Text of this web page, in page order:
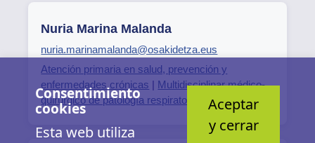
Nuria Marina Malanda
nuria.marinamalanda@osakidetza.eus
Atención primaria en salud, prevención y
enfermedades crónicas | Multidisciplinar médico-
quirúrgico de patología respiratoria
Consentimiento
cookies
Esta web utiliza
Aceptar
y cerrar